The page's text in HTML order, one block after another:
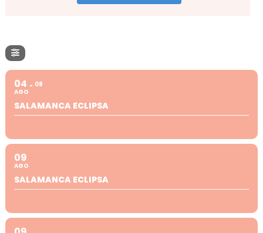
04
AGO
08
SALAMANCA ECLIPSA
09
AGO
SALAMANCA ECLIPSA